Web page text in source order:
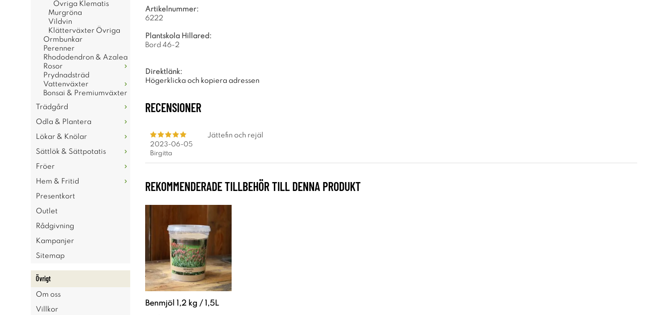
Övriga Klematis
Murgröna
Vildvin
Klätterväxter Övriga
Ormbunkar
Perenner
Rhododendron & Azalea
Rosor
Prydnadsträd
Vattenväxter
Bonsai & Premiumväxter
Trädgård
Odla & Plantera
Lökar & Knölar
Sättlök & Sättpotatis
Fröer
Hem & Fritid
Presentkort
Outlet
Rådgivning
Kampanjer
Sitemap
Övrigt
Om oss
Villkor
Artikelnummer:
6222
Plantskola Hillared:
Bord 46-2
Direktlänk:
Högerklicka och kopiera adressen
RECENSIONER
2023-06-05
Birgitta
Jättefin och rejäl
REKOMMENDERADE TILLBEHÖR TILL DENNA PRODUKT
Benmjöl 1,2 kg / 1,5L